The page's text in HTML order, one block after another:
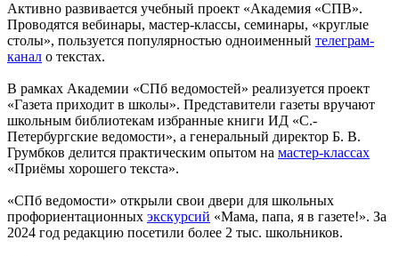
Активно развивается учебный проект «Академия «СПВ».
Проводятся вебинары, мастер-классы, семинары, «круглые
столы», пользуется популярностью одноименный телеграм-
канал о текстах.
В рамках Академии «СПб ведомостей» реализуется проект
«Газета приходит в школы». Представители газеты вручают
школьным библиотекам избранные книги ИД «С.-
Петербургские ведомости», а генеральный директор Б. В.
Грумбков делится практическим опытом на мастер-классах
«Приёмы хорошего текста».
«СПб ведомости» открыли свои двери для школьных
профориентационных экскурсий «Мама, папа, я в газете!». За
2024 год редакцию посетили более 2 тыс. школьников.